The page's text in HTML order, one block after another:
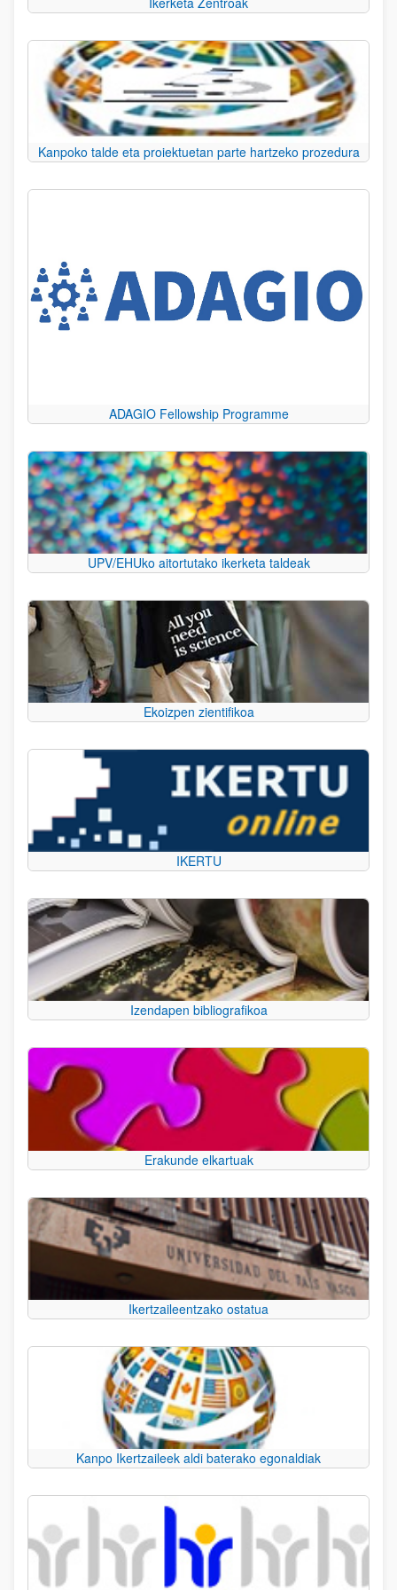
Kanpoko talde eta proiektuetan parte hartzeko prozedura
ADAGIO Fellowship Programme
UPV/EHUko aitortutako ikerketa taldeak
Ekoizpen zientifikoa
IKERTU
Izendapen bibliografikoa
Erakunde elkartuak
Ikertzaileentzako ostatua
Kanpo Ikertzaileek aldi baterako egonaldiak